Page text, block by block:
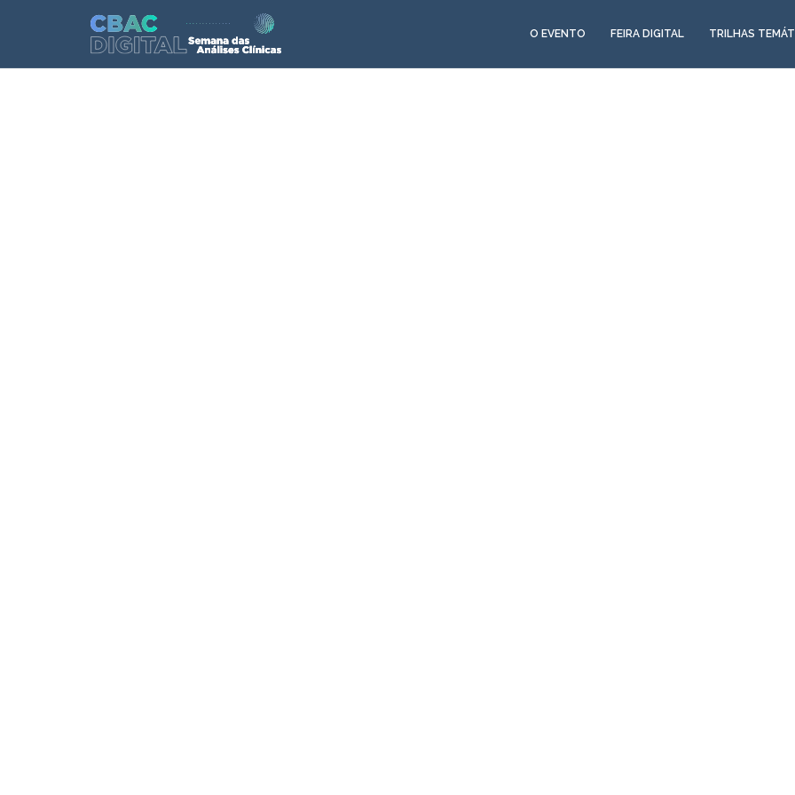
O EVENTO FEIRA DIGITAL TRILHAS